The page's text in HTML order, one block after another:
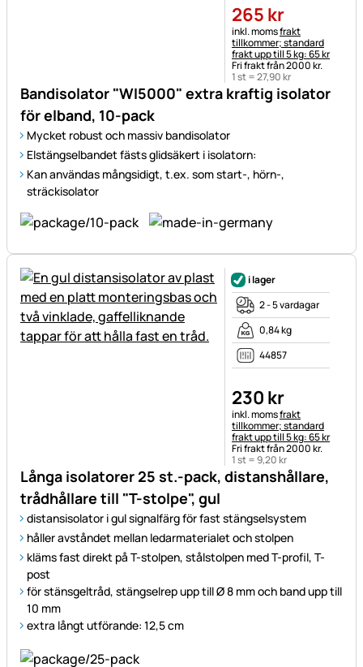
Bandisolator "WI5000" extra kraftig isolator
för elband, 10-pack
Mycket robust och massiv bandisolator
Elstängselbandet fästs glidsäkert i isolatorn:
Kan användas mångsidigt, t.ex. som start-, hörn-,
sträckisolator
265 kr
Skatteinformation:
inkl. momsfrakt
tillkommer; standard
frakt upp till 5 kg: 65 kr
Fri frakt från 2000 kr.
1 st =27,90kr
Långa isolatorer 25 st.-pack, distanshållare,
trådhållare till "T-stolpe", gul
distansisolator i gul signalfärg för fast stängselsystem
håller avståndet mellan ledarmaterialet och stolpen
kläms fast direkt på T-stolpen, stålstolpen med T-profil, T-
post
för stänsgeltråd, stängselrep upp till Ø 8 mm och band upp till
10 mm
extra långt utförande: 12,5 cm
i lager
2 - 5 vardagar
0,84 kg
44857
230 kr
Skatteinformation:
inkl. momsfrakt
tillkommer; standard
frakt upp till 5 kg: 65 kr
Fri frakt från 2000 kr.
1 st =9,20kr